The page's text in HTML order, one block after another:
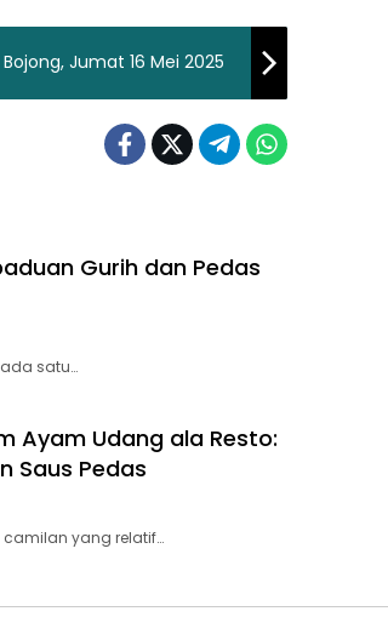
Jumat 16 Mei 2025
Gurih dan Pedas
ada satu…
Ayam Udang ala Resto:
Saus Pedas
camilan yang relatif…